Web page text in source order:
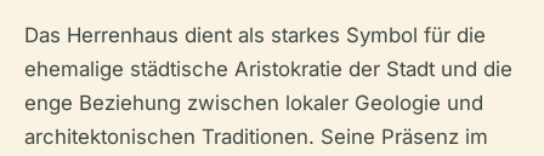
Das Herrenhaus dient als starkes Symbol für die
ehemalige städtische Aristokratie der Stadt und die
enge Beziehung zwischen lokaler Geologie und
architektonischen Traditionen. Seine Präsenz im